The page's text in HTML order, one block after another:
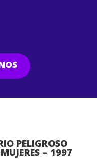
PELIGROSO
– 1997